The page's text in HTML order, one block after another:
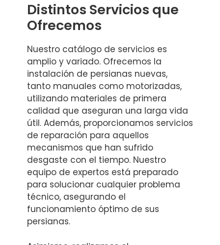
Distintos Servicios que
Ofrecemos
Nuestro catálogo de servicios es
amplio y variado. Ofrecemos la
instalación de persianas nuevas,
tanto manuales como motorizadas,
utilizando materiales de primera
calidad que aseguran una larga vida
útil. Además, proporcionamos servicios
de reparación para aquellos
mecanismos que han sufrido
desgaste con el tiempo. Nuestro
equipo de expertos está preparado
para solucionar cualquier problema
técnico, asegurando el
funcionamiento óptimo de sus
persianas.